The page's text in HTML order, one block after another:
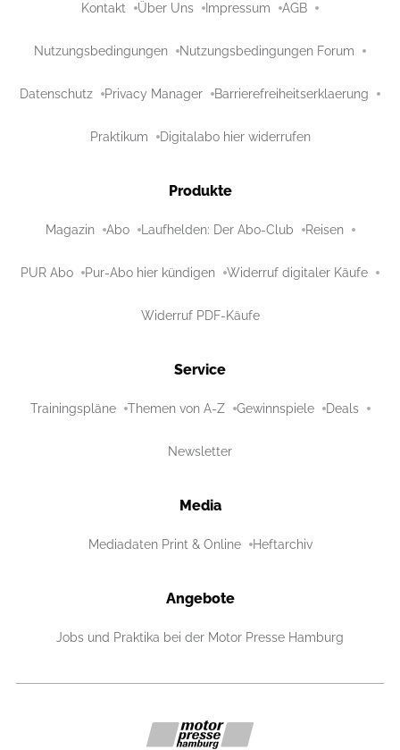
Kontakt Über Uns Impressum AGB
Nutzungsbedingungen Nutzungsbedingungen Forum
Datenschutz Privacy Manager Barrierefreiheitserklaerung
Praktikum Digitalabo hier widerrufen
Produkte
Magazin Abo Laufhelden: Der Abo-Club Reisen
PUR Abo Pur-Abo hier kündigen Widerruf digitaler Käufe
Widerruf PDF-Käufe
Service
Trainingspläne Themen von A-Z Gewinnspiele Deals
Newsletter
Media
Mediadaten Print & Online Heftarchiv
Angebote
Jobs und Praktika bei der Motor Presse Hamburg